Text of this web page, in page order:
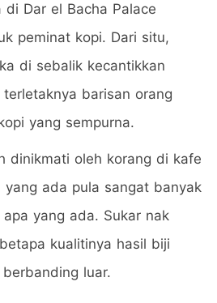
Dar el Bacha Palace
peminat kopi. Dari situ,
di sebalik kecantikkan
barisan orang
yang sempurna.
dinikmati oleh korang di kafe
yang ada pula sangat banyak
yang ada. Sukar nak
kualitinya hasil biji
luar.